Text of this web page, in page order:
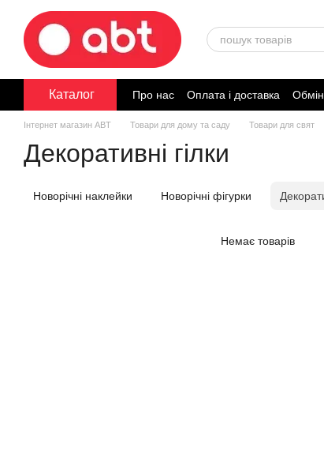
Перейти до основного контенту
Каталог Про нас Оплата і доставка
Договір публічної оферти
Інтернет магазин ABT Товари для дому та саду Товари для свят
Декоративні гілки
Новорічні наклейки Новорічні фігурки
Немає товарів